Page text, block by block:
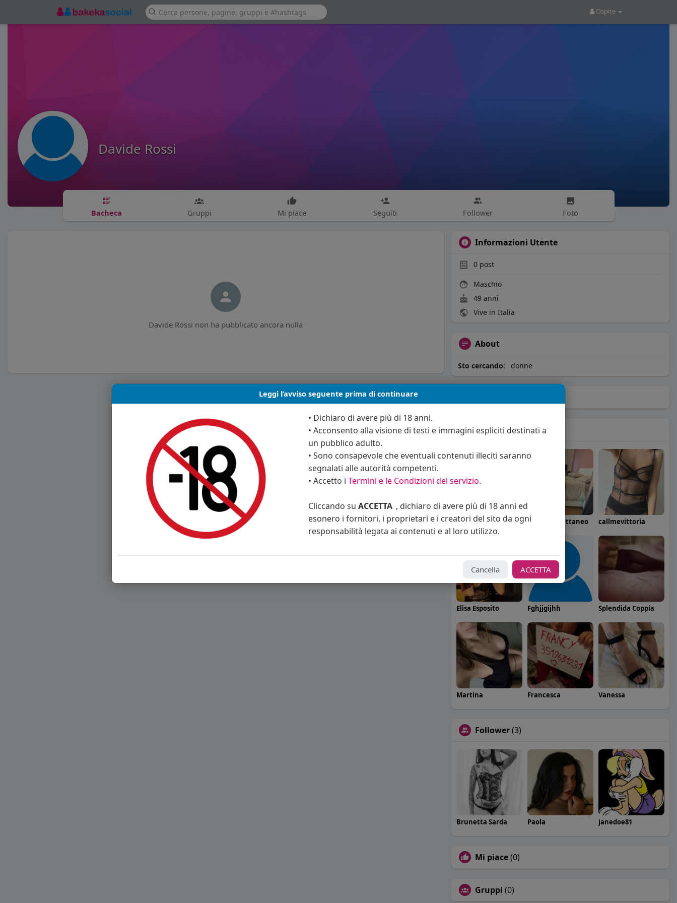
Ospite
Davide Rossi
Bacheca Gruppi Mi piace Seguiti Follower Foto
Davide Rossi non ha pubblicato ancora nulla
Informazioni Utente
0 post
Maschio
49 anni
Vive in Italia
About
Sto cercando: donne
Seguiti (61)
Alex / Sara Rimin Angelica Cattaneo callmevittoria
Elisa Esposito Fghjjgijhh Splendida Coppia
Martina Francesca Vanessa
Follower(3)
Brunetta Sarda Paola janedoe81
Mi piace(0)
Gruppi (0)
Leggi l’avviso seguente prima di continuare
• Dichiaro di avere più di 18 anni.
• Acconsento alla visione di testi e immagini espliciti destinati a
un pubblico adulto.
• Sono consapevole che eventuali contenuti illeciti saranno
segnalati alle autorità competenti.
• Accetto i Termini e le Condizioni del servizio.
Cliccando su ACCETTA , dichiaro di avere più di 18 anni ed
esonero i fornitori, i proprietari e i creatori del sito da ogni
responsabilità legata ai contenuti e al loro utilizzo.
Cancella ACCETTA